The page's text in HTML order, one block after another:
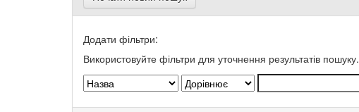
Додати фільтри:
Використовуйте фільтри для уточнення результатів пошуку.